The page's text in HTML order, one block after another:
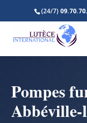
(24/7)
Pompes
Abbéville-